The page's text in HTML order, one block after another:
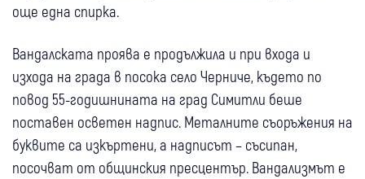
още една спирка.
Вандалската проява е продължила и при входа и
изхода на града в посока село Черниче, където по
повод 55-годишнината на град Симитли беше
поставен осветен надпис. Металните съоръжения на
буквите са изкъртени, а надписът – съсипан,
посочват от общинския пресцентър. Вандализмът е